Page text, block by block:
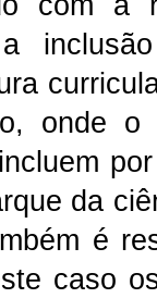
onde
da
é
caso